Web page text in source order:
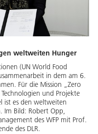
weltweiten Hunger
(UN World Food
in dem am 6.
Für die Mission „Zero
und Projekte
ist es den weltweiten
Im Bild: Robert Opp,
des WFP mit Prof.
des DLR.